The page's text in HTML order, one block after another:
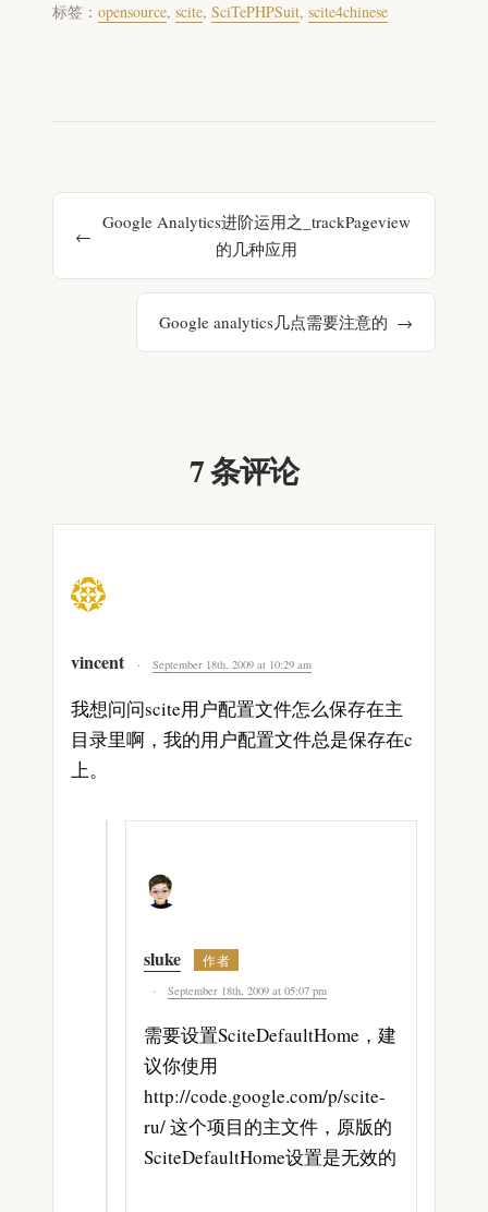
标签： opensource, scite, SciTePHPSuit, scite4chinese
Google Analytics进阶运用之_trackPageview
的几种应用
Google analytics几点需要注意的
7 条评论
vincent September 18th, 2009 at 10:29 am
我想问问scite用户配置文件怎么保存在主
目录里啊，我的用户配置文件总是保存在c
上。
sluke
September 18th, 2009 at 05:07 pm
需要设置SciteDefaultHome，建
议你使用
http://code.google.com/p/scite-
ru/ 这个项目的主文件，原版的
SciteDefaultHome设置是无效的